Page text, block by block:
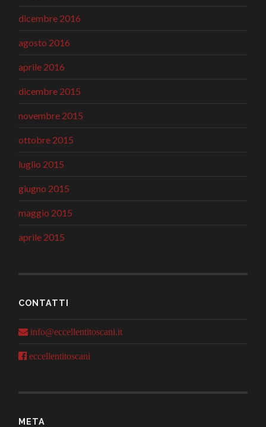
dicembre 2016
agosto 2016
aprile 2016
dicembre 2015
novembre 2015
ottobre 2015
luglio 2015
giugno 2015
maggio 2015
aprile 2015
CONTATTI
info@eccellentitoscani.it
eccellentitoscani
META